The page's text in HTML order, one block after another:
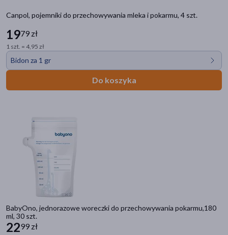
Canpol, pojemniki do przechowywania mleka i pokarmu, 4 szt.
1979 zł
1 szt. = 4,95 zł
Bidon za 1 gr
Do koszyka
BabyOno, jednorazowe woreczki do przechowywania pokarmu,180
ml, 30 szt.
2299 zł
karmelowy
Działanie/właściwości
ochronne
pobudza laktację
hamuje laktację
pokaż więcej
Akcesoria
laktator(54)
podgrzewacz